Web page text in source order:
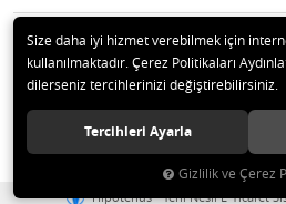
İLETİŞİM
© 2020 MAG OTOMOTİV
Hipotenüs Yeni Nesil E-Ticaret
Size daha iyi hizmet verebilmek için
kullanılmaktadır. Çerez Politikaları
dilerseniz tercihlerinizi değiştirebilirsiniz.
Tercihleri Ayarla
Gizlilik ve Çerez